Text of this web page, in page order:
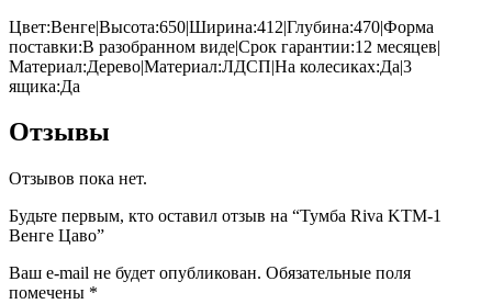
Цвет:Венге|Высота:650|Ширина:412|Глубина:470|Форма
поставки:В разобранном виде|Срок гарантии:12 месяцев|
Материал:Дерево|Материал:ЛДСП|На колесиках:Да|3
ящика:Да
Отзывы
Отзывов пока нет.
Будьте первым, кто оставил отзыв на “Тумба Riva KTM-1
Венге Цаво”
Ваш e-mail не будет опубликован. Обязательные поля
помечены *